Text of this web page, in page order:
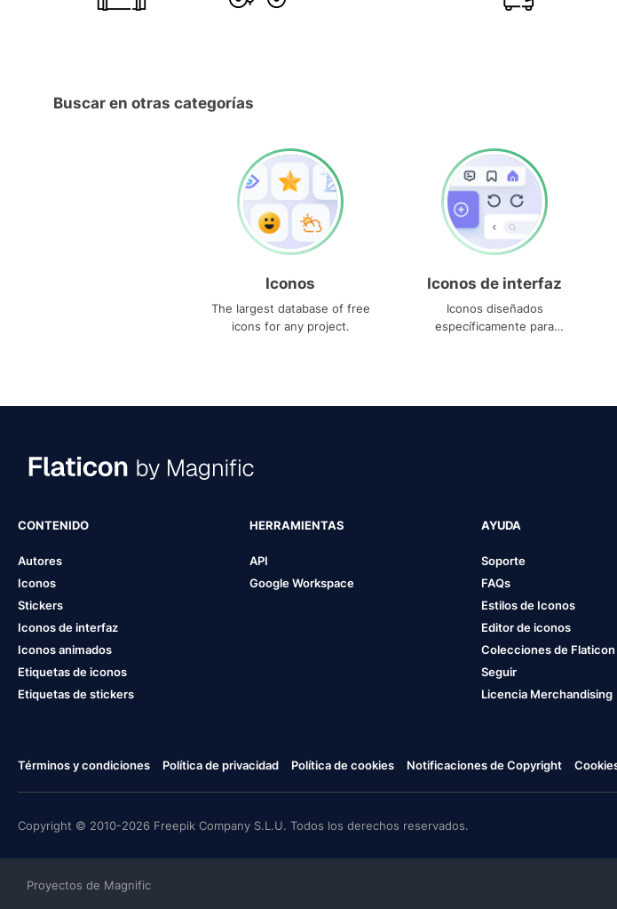
Buscar en otras categorías
Iconos
The largest database of free
icons for any project.
Iconos de interfaz
Iconos diseñados
específicamente para
CONTENIDO
Autores
Iconos
Stickers
Iconos de interfaz
Iconos animados
Etiquetas de iconos
Etiquetas de stickers
HERRAMIENTAS
API
Google Workspace
AYUDA
Soporte
FAQs
Estilos de Iconos
Editor de iconos
Colecciones de Flaticon
Seguir
Licencia Merchandising
Términos y condiciones Política de privacidad Política de cookies Notificaciones de Copyright
Copyright © 2010-2026 Freepik Company S.L.U. Todos los derechos reservados.
Proyectos de Magnific